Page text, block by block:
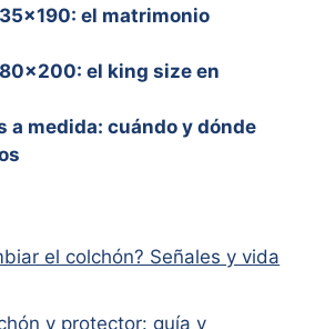
el matrimonio
el king size en
a medida: cuándo y dónde
el colchón? Señales y vida
y protector: guía y